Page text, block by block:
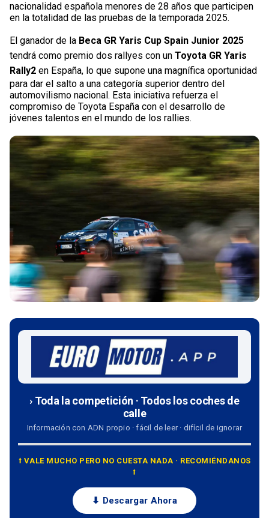
nacionalidad española menores de 28 años que participen
en la totalidad de las pruebas de la temporada 2025.
El ganador de la Beca GR Yaris Cup Spain Junior 2025
tendrá como premio dos rallyes con un Toyota GR Yaris
Rally2 en España, lo que supone una magnífica oportunidad
para dar el salto a una categoría superior dentro del
automovilismo nacional. Esta iniciativa refuerza el
compromiso de Toyota España con el desarrollo de
jóvenes talentos en el mundo de los rallies.
› Toda la competición · Todos los coches de
calle
Información con ADN propio · fácil de leer · difícil de ignorar
⭡ VALE MUCHO PERO NO CUESTA NADA · RECOMIÉNDANOS
⭡
⬇ Descargar Ahora